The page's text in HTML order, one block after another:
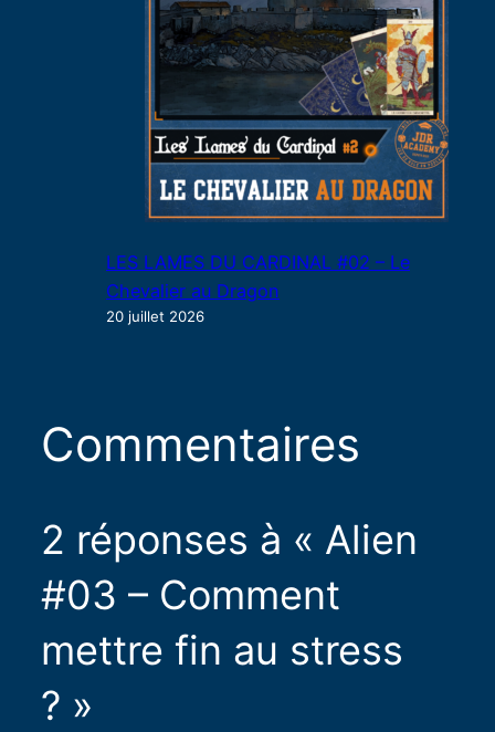
LES LAMES DU CARDINAL #02 – Le
Chevalier au Dragon
20 juillet 2026
Commentaires
2 réponses à « Alien
#03 – Comment
mettre fin au stress
? »